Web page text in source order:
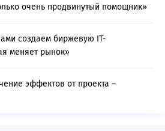
очень продвинутый помощник»
создаем биржевую IT-
меняет рынок»
эффектов от проекта –